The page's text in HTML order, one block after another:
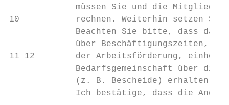
müssen Sie und die
10           rechnen. Weiterhin setzen Sie
Beachten Sie bitte, dass das
über Beschäftigungszeiten,
11 12        der Arbeitsförderung, einholt
Bedarfsgemeinschaft über die
             (z. B. Bescheide) erhalten.
Ich bestätige, dass die